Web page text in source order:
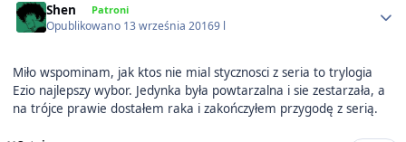
Shen Patroni
Opublikowano 13 września 20169 l
Miło wspominam, jak ktos nie mial stycznosci z seria to trylogia
Ezio najlepszy wybor. Jedynka była powtarzalna i sie zestarzała, a
na trójce prawie dostałem raka i zakończyłem przygodę z serią.